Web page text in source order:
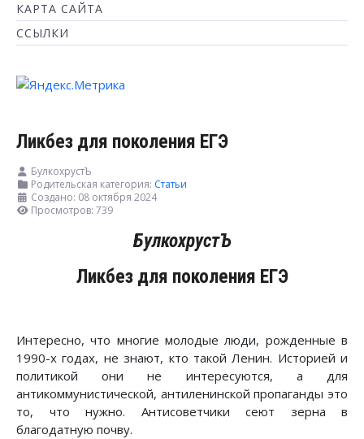
КАРТА САЙТА
ССЫЛКИ
Ликбез для поколения ЕГЭ
БулкохрустЪ
Родительская категория: Статьи
Создано: 08 октября 2024
Просмотров: 739
БулкохрустЪ
Ликбез для поколения ЕГЭ
Интересно, что многие молодые люди, рожденные в
1990-х годах, не знают, кто такой Ленин. Историей и
политикой они не интересуются, а для
антикоммунистической, антиленинской пропаганды это
то, что нужно. Антисоветчики сеют зерна в
благодатную почву.